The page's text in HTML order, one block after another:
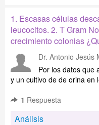
1. Escasas células
leucocitos. 2. T Gram
crecimiento colonias
Dr. Antonio Jesús
Por los datos que
y un cultivo de de orina en
1 Respuesta
Análisis